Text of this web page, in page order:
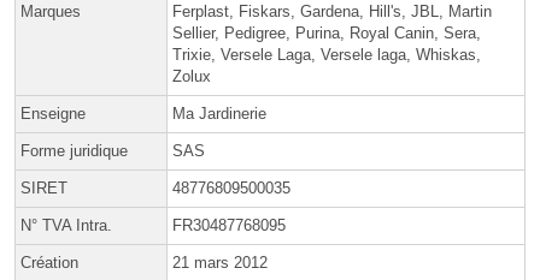
Marques
Ferplast, Fiskars, Gardena, Hill's, JBL, Martin
Sellier, Pedigree, Purina, Royal Canin, Sera,
Trixie, Versele Laga, Versele laga, Whiskas,
Zolux
Enseigne Ma Jardinerie
Forme juridique SAS
SIRET 48776809500035
N° TVA Intra. FR30487768095
Création 21 mars 2012